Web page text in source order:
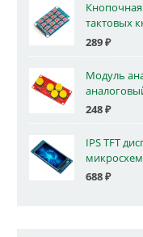
тактовых
289₽
Модуль
248₽
IPS TFT
688₽